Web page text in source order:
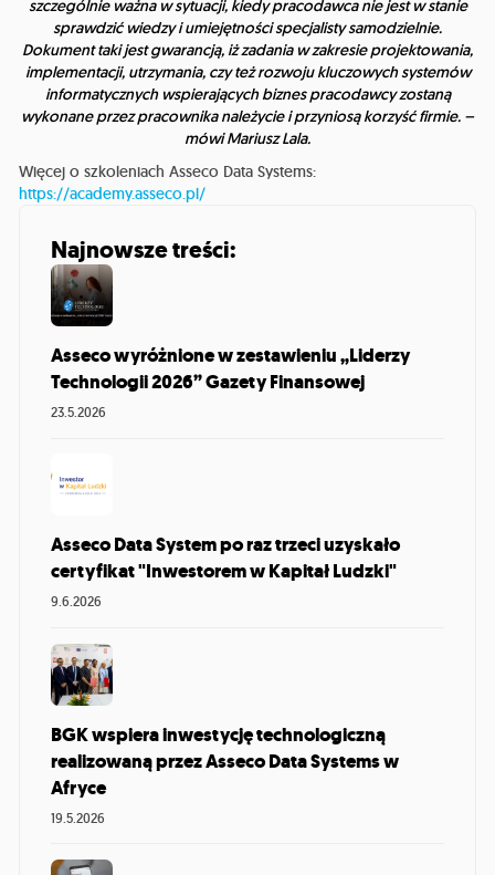
szczególnie ważna w sytuacji, kiedy pracodawca nie jest w stanie
sprawdzić wiedzy i umiejętności specjalisty samodzielnie.
Dokument taki jest gwarancją, iż zadania w zakresie projektowania,
implementacji, utrzymania, czy też rozwoju kluczowych systemów
informatycznych wspierających biznes pracodawcy zostaną
wykonane przez pracownika należycie i przyniosą korzyść firmie. –
mówi Mariusz Lala.
Więcej o szkoleniach Asseco Data Systems:
https://academy.asseco.pl/
Najnowsze treści:
Asseco wyróżnione w zestawieniu „Liderzy
Technologii 2026” Gazety Finansowej
23.5.2026
Asseco Data System po raz trzeci uzyskało
certyfikat "Inwestorem w Kapitał Ludzki"
9.6.2026
BGK wspiera inwestycję technologiczną
realizowaną przez Asseco Data Systems w
Afryce
19.5.2026